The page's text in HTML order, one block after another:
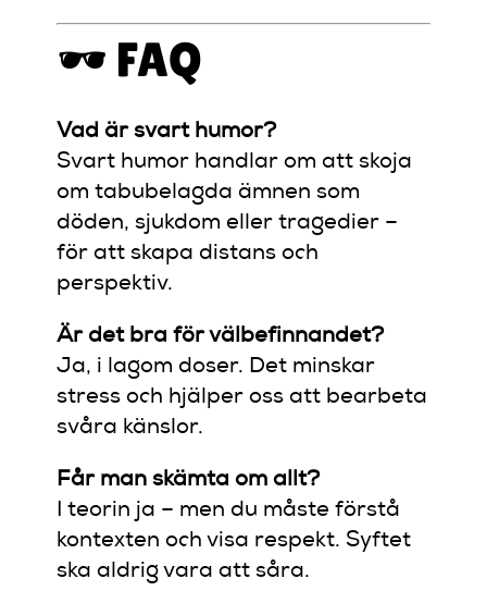
🕶️ FAQ
Vad är svart humor?
Svart humor handlar om att skoja
om tabubelagda ämnen som
döden, sjukdom eller tragedier –
för att skapa distans och
perspektiv.
Är det bra för välbefinnandet?
Ja, i lagom doser. Det minskar
stress och hjälper oss att bearbeta
svåra känslor.
Får man skämta om allt?
I teorin ja – men du måste förstå
kontexten och visa respekt. Syftet
ska aldrig vara att såra.